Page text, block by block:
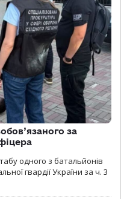
за
одного з батальйонів
гвардії України за ч. 3